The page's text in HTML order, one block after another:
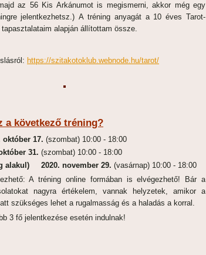
az 56 Kis Arkánumot is megismerni, akkor még egy
jelentkezhetsz.) A tréning anyagát a 10 éves Tarot-
alapján állítottam össze.
https://szitakotoklub.webnode.hu/tarot/
a következő tréning?
17. (szombat) 10:00 - 18:00
31. (szombat) 10:00 - 18:00
alakul) 2020. november 29. (vasárnap) 10:00 - 18:00
A tréning online formában is elvégezhető! Bár a
nagyra értékelem, vannak helyzetek, amikor a
szükséges lehet a rugalmasság és a haladás a korral.
3 fő jelentkezése esetén indulnak!